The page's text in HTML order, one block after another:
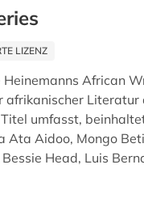
LIZENZ
African
Literatur
umfasst,
Aidoo, Mongo
Head, Luis